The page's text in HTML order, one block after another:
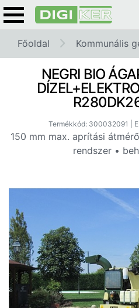
Főoldal Kommunális
NEGRI BIO
Termékkód: 300032091 |
150 mm max. aprítási
rendszer •